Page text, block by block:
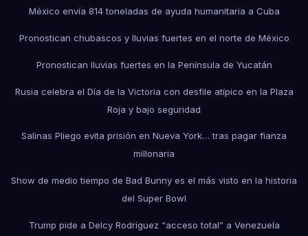
México envía 814 toneladas de ayuda humanitaria a Cuba
Pronostican chubascos y lluvias fuertes en el norte de México
Pronostican lluvias fuertes en la Península de Yucatán
Rusia celebra el Día de la Victoria con desfile atípico en la Plaza
Roja y bajo seguridad
Salinas Pliego evita prisión en Nueva York… tras pagar fianza
millonaria
Show de medio tiempo de Bad Bunny es el más visto en la historia
del Super Bowl
Trump pide a Delcy Rodríguez “acceso total” a Venezuela